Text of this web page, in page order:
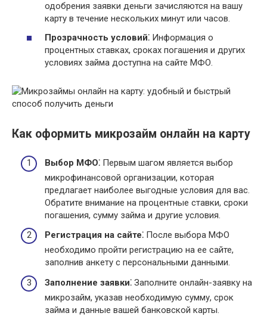
одобрения заявки деньги зачисляются на вашу
карту в течение нескольких минут или часов.
Прозрачность условий⁚ Информация о
процентных ставках, сроках погашения и других
условиях займа доступна на сайте МФО.
Как оформить микрозайм онлайн на карту
Выбор МФО⁚ Первым шагом является выбор
микрофинансовой организации, которая
предлагает наиболее выгодные условия для вас.
Обратите внимание на процентные ставки, сроки
погашения, сумму займа и другие условия.
Регистрация на сайте⁚ После выбора МФО
необходимо пройти регистрацию на ее сайте,
заполнив анкету с персональными данными.
Заполнение заявки⁚ Заполните онлайн-заявку на
микрозайм, указав необходимую сумму, срок
займа и данные вашей банковской карты.